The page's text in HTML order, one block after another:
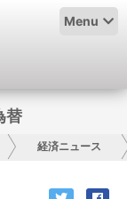
Menu
替
経済ニュース